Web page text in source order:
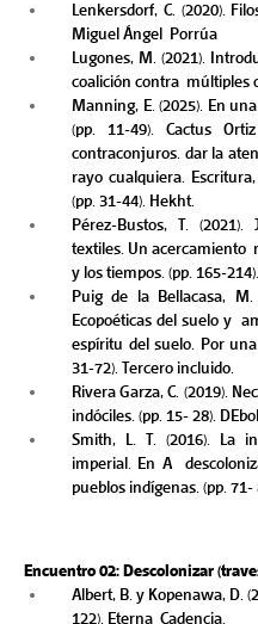
Lenkersdorf, C. (2020).
Miguel Ángel  Porrúa
Lugones, M. (2021).
coalición contra  múltiples
Manning, E. (2025). En
(pp. 11-49). Cactus
contraconjuros. dar la
rayo cualquiera.
(pp. 31-44). Hekht.
Pérez-Bustos, T.
textiles. Un acercamiento
y los tiempos. (pp. 165-
Puig de la Bellacasa, M.
Ecopoéticas del suelo y
espíritu del suelo. Por
31-72). Tercero incluido.
Rivera Garza, C. (2019).
indóciles. (pp. 15- 28).
Smith, L. T. (2016). La
imperial. En A
pueblos indígenas. (pp. 71-
Encuentro 02: Descolonizar
Albert, B. y Kopenawa, D.
122). Eterna  Cadencia.